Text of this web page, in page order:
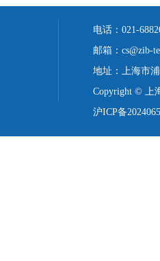
电话：021-
邮箱：cs@zib-
地址：上海市
Copyright © 上
沪ICP备